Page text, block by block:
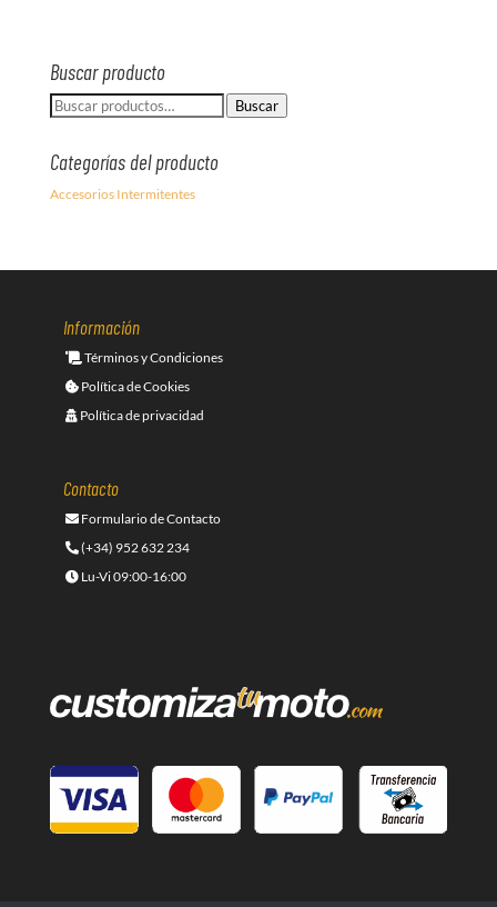
Buscar producto
Buscar
Buscar
Categorías del producto
Accesorios Intermitentes
Información
Términos y Condiciones
Política de Cookies
Política de privacidad
Contacto
Formulario de Contacto
(+34) 952 632 234
Lu-Vi 09:00-16:00